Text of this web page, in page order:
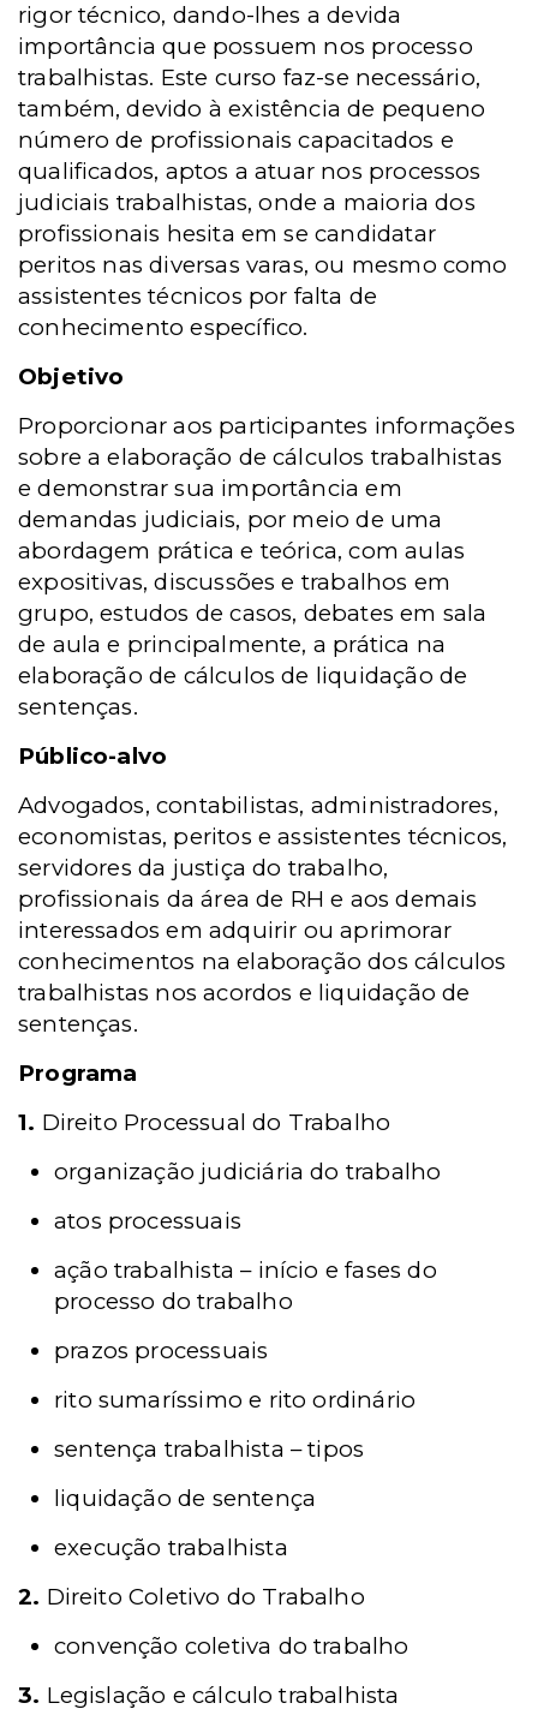
rigor técnico, dando-lhes a devida
importância que possuem nos processo
trabalhistas. Este curso faz-se necessário,
também, devido à existência de pequeno
número de profissionais capacitados e
qualificados, aptos a atuar nos processos
judiciais trabalhistas, onde a maioria dos
profissionais hesita em se candidatar
peritos nas diversas varas, ou mesmo como
assistentes técnicos por falta de
conhecimento específico.
Objetivo
Proporcionar aos participantes informações
sobre a elaboração de cálculos trabalhistas
e demonstrar sua importância em
demandas judiciais, por meio de uma
abordagem prática e teórica, com aulas
expositivas, discussões e trabalhos em
grupo, estudos de casos, debates em sala
de aula e principalmente, a prática na
elaboração de cálculos de liquidação de
sentenças.
Público-alvo
Advogados, contabilistas, administradores,
economistas, peritos e assistentes técnicos,
servidores da justiça do trabalho,
profissionais da área de RH e aos demais
interessados em adquirir ou aprimorar
conhecimentos na elaboração dos cálculos
trabalhistas nos acordos e liquidação de
sentenças.
Programa
1. Direito Processual do Trabalho
organização judiciária do trabalho
atos processuais
ação trabalhista – início e fases do
processo do trabalho
prazos processuais
rito sumaríssimo e rito ordinário
sentença trabalhista – tipos
liquidação de sentença
execução trabalhista
2. Direito Coletivo do Trabalho
convenção coletiva do trabalho
3. Legislação e cálculo trabalhista